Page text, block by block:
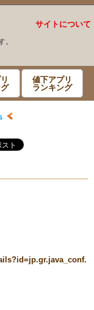
サイトについて
。
値下アプリ
ランキング